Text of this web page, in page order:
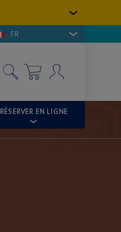
FR
RÉSERVER EN LIGNE